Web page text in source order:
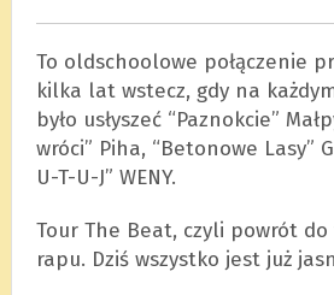
To oldschoolowe połączenie
kilka lat wstecz, gdy na
było usłyszeć “Paznokcie”
wróci” Piha, “Betonowe Lasy”
U-T-U-J” WENY.
Tour The Beat, czyli powrót
rapu. Dziś wszystko jest już